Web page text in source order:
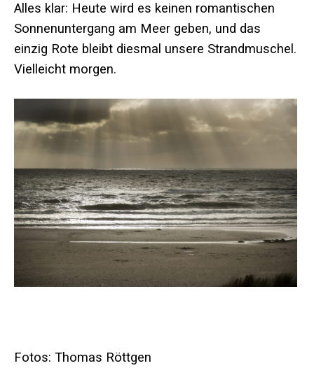
Alles klar: Heute wird es keinen romantischen
Sonnenuntergang am Meer geben, und das
einzig Rote bleibt diesmal unsere Strandmuschel.
Vielleicht morgen.
Fotos: Thomas Röttgen